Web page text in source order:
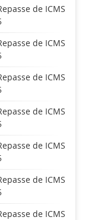
de ICMS
de ICMS
de ICMS
de ICMS
de ICMS
de ICMS
de ICMS